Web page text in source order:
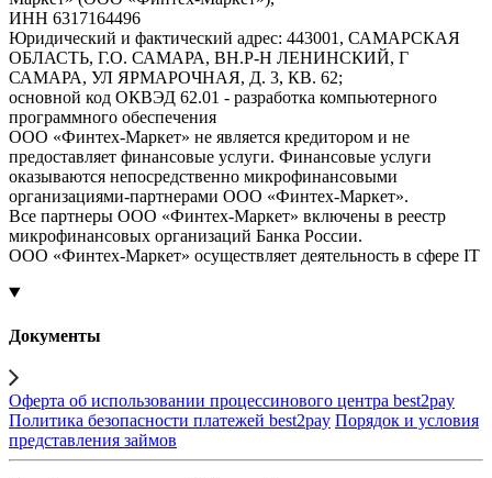
ИНН 6317164496
Юридический и фактический адрес: 443001, САМАРСКАЯ
ОБЛАСТЬ, Г.О. САМАРА, ВН.Р-Н ЛЕНИНСКИЙ, Г
САМАРА, УЛ ЯРМАРОЧНАЯ, Д. 3, КВ. 62;
основной код ОКВЭД 62.01 - разработка компьютерного
программного обеспечения
ООО «Финтех-Маркет» не является кредитором и не
предоставляет финансовые услуги. Финансовые услуги
оказываются непосредственно микрофинансовыми
организациями-партнерами ООО «Финтех-Маркет».
Все партнеры ООО «Финтех-Маркет» включены в реестр
микрофинансовых организаций Банка России.
ООО «Финтех-Маркет» осуществляет деятельность в сфере IT
Документы
Оферта об использовании процессинового центра best2pay
Политика безопасности платежей best2pay Порядок и условия
представления займов